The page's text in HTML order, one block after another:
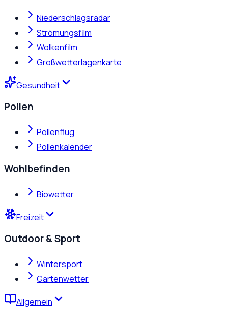
Niederschlagsradar
Strömungsfilm
Wolkenfilm
Großwetterlagenkarte
Gesundheit
Pollen
Pollenflug
Pollenkalender
Wohlbefinden
Biowetter
Freizeit
Outdoor & Sport
Wintersport
Gartenwetter
Allgemein